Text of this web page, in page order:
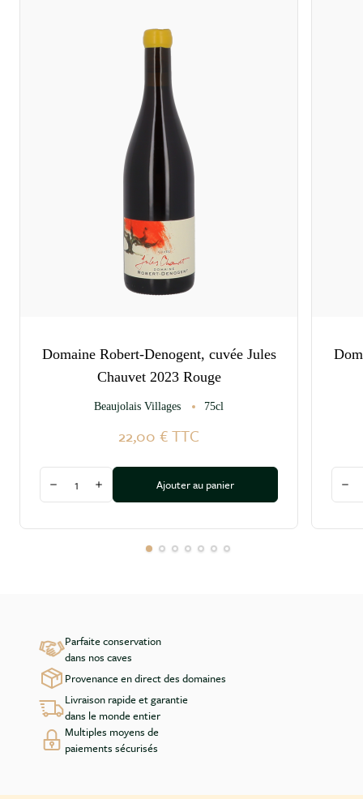
Domaine Robert-Denogent, cuvée Jules
Chauvet 2023 Rouge
Beaujolais Villages 75cl
22,00 €TTC
Diminuer la quantité
Augmenter la quantité
Ajouter au panier
Parfaite conservation
dans nos caves
Provenance en direct des domaines
Livraison rapide et garantie
dans le monde entier
Multiples moyens de
paiements sécurisés